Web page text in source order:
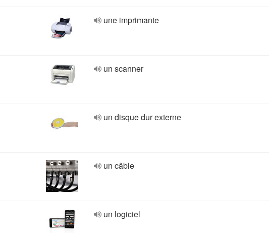
une imprimante
un scanner
un disque dur externe
un câble
un logiciel